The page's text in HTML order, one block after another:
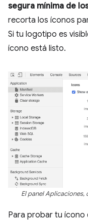
segura mínima de
recorta los íconos
Si tu logotipo es
ícono está listo.
El panel
Para probar tu ícono